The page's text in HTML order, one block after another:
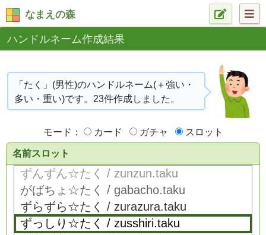
なまえの森
ハンドルネーム作成結果
「たく」(男性)のハンドルネーム(＋強い・
多い・重い)です。23件作成しました。
モード： カード ガチャ スロット
名前スロット